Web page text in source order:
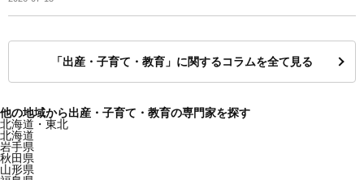
「出産・子育て・教育」に関するコラムを全て見る
他の地域から出産・子育て・教育の専門家を探す
北海道・東北
北海道
岩手県
秋田県
山形県